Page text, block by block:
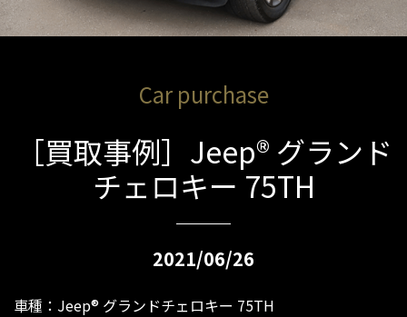
Car purchase
［買取事例］Jeep® グランド
チェロキー 75TH
2021/06/26
車種：Jeep® グランドチェロキー 75TH